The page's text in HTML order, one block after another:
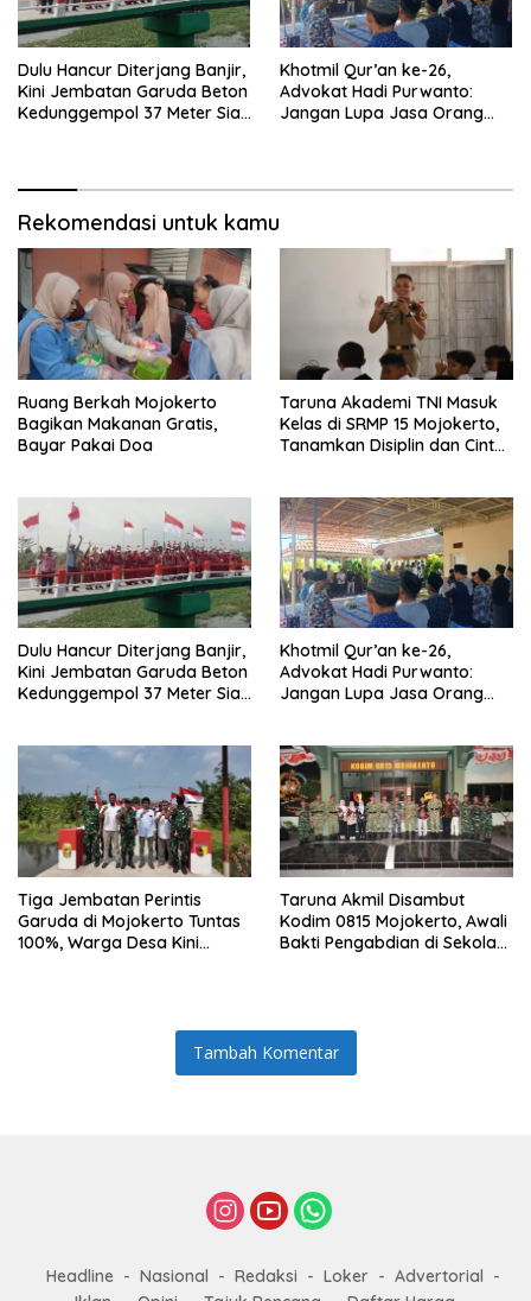
Dulu Hancur Diterjang Banjir,
Kini Jembatan Garuda Beton
Kedunggempol 37 Meter Siap
Khotmil Qur’an ke-26,
Advokat Hadi Purwanto:
Jangan Lupa Jasa Orang
Rekomendasi untuk kamu
Ruang Berkah Mojokerto
Bagikan Makanan Gratis,
Bayar Pakai Doa
Taruna Akademi TNI Masuk
Kelas di SRMP 15 Mojokerto,
Tanamkan Disiplin dan Cinta
Dulu Hancur Diterjang Banjir,
Kini Jembatan Garuda Beton
Kedunggempol 37 Meter Siap
Khotmil Qur’an ke-26,
Advokat Hadi Purwanto:
Jangan Lupa Jasa Orang
Tiga Jembatan Perintis
Garuda di Mojokerto Tuntas
100%, Warga Desa Kini
Taruna Akmil Disambut
Kodim 0815 Mojokerto, Awali
Bakti Pengabdian di Sekolah
Tambah Komentar
Headline Nasional Redaksi Loker
Advertorial